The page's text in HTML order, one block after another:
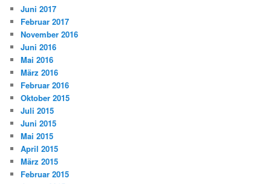
Juni 2017
Februar 2017
November 2016
Juni 2016
Mai 2016
März 2016
Februar 2016
Oktober 2015
Juli 2015
Juni 2015
Mai 2015
April 2015
März 2015
Februar 2015